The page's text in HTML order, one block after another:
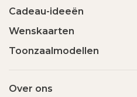
Cadeau-ideeën
Wenskaarten
Toonzaalmodellen
Over ons